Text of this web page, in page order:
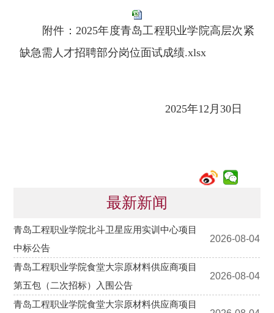
附件：2025年度青岛工程职业学院高层次紧
缺急需人才招聘部分岗位面试成绩.xlsx
2025年12月30日
最新新闻